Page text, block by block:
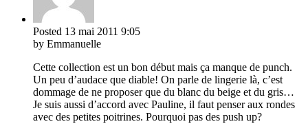
Posted 13 mai 2011 9:05
by Emmanuelle
Cette collection est un bon début mais ça manque de punch.
Un peu d’audace que diable! On parle de lingerie là, c’est
dommage de ne proposer que du blanc du beige et du gris…
Je suis aussi d’accord avec Pauline, il faut penser aux rondes
avec des petites poitrines. Pourquoi pas des push up?